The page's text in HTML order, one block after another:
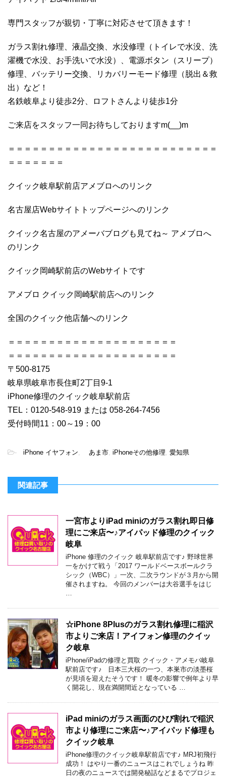
専門スタッフが親切・丁寧に対応させて頂きます！
ガラス割れ修理、液晶交換、水没修理（トイレで水没、洗
濯機で水没、お手洗いで水没）、電源ボタン（スリープ）
修理、バッテリー交換、リカバリーモード修理（脱出＆救
出）など！
名鉄岐阜より徒歩2分、ロフトさんより徒歩1分
ご来店をスタッフ一同お待ちしておりますm(__)m
＝＝＝＝＝＝＝＝＝＝＝＝＝＝＝＝＝＝＝＝＝＝＝＝＝＝
＝＝＝＝＝＝＝
クイック岐阜駅前店アメブロへのリンク
名古屋店Webサイトトップページへのリンク
クイック名古屋のアメーバブログも見てね～ アメブロへ
のリンク
クイック岡崎駅前店のWebサイトです
アメブロ クイック岡崎駅前店へのリンク
全国のクイック他店舗へのリンク
＝＝＝＝＝＝＝＝＝＝＝＝＝＝＝＝＝＝＝＝＝
＝＝＝＝＝＝＝＝＝＝＝＝＝＝＝＝＝＝＝＝＝
〒500-8175
岐阜県岐阜市長住町2丁目9-1
iPhone修理のクイック岐阜駅前店
TEL：0120-548-919 または 058-264-7456
受付時間11：00～19：00
- iPhone イヤフォン あま市 iPhoneその他修理 愛知県
関連記事
一宮市よりiPad miniのガラス割れ即日修
理にご来店〜♪アイパッド修理のクイック
岐阜
iPhone 修理のクイック 岐阜駅前店です♪ 野球世界
一をかけて戦う「2017 ワールドベースボールクラ
シック（WBC）」一次、二次ラウンドが３月から開
催されますね。 今回のメンバーは大谷選手をはじ
☆iPhone 8Plusのガラス割れ修理に稲沢
市よりご来店！アイフォン修理のクイッ
ク岐阜
iPhone/iPadの修理と買取 クイック・アメモバ岐阜
駅前店です♪ 日本三大桜の一つ、本巣市の淡墨桜
が見頃を迎えたそうです！ 暖冬の影響で例年より早
く開花し、現在満開間近となっている …
iPad miniのガラス画面のひび割れで稲沢
市より修理にご来店〜♪アイパッド修理も
クイック岐阜
iPhone修理のクイック岐阜駅前店です♪ MRJ初飛行
成功！ はやり一番のニュースはこれでしょうね 昨
日の夜のニュースでは開発秘話などまるでプロジェ